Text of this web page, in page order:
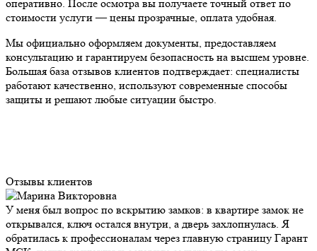
оперативно. После осмотра вы получаете точный ответ по
стоимости услуги — цены прозрачные, оплата удобная.
Мы официально оформляем документы, предоставляем
консультацию и гарантируем безопасность на высшем уровне.
Большая база отзывов клиентов подтверждает: специалисты
работают качественно, используют современные способы
защиты и решают любые ситуации быстро.
Отзывы клиентов
У меня был вопрос по вскрытию замков: в квартире замок не
открывался, ключ остался внутри, а дверь захлопнулась. Я
обратилась к профессионалам через главную страницу Гарант